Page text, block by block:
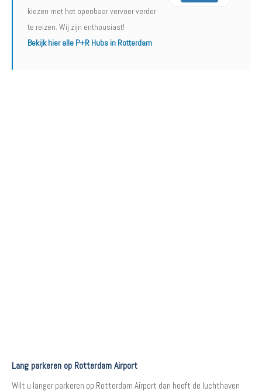
kiezen met het openbaar vervoer verder
te reizen. Wij zijn enthousiast!
Bekijk hier alle P+R Hubs in Rotterdam
Lang parkeren op Rotterdam Airport
Wilt u langer parkeren op Rotterdam Airport dan heeft de luchthaven